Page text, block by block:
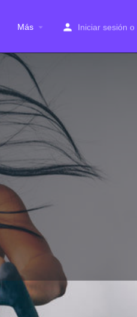
Más Iniciar sesión o
Contacto